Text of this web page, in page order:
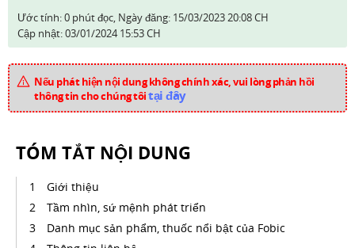
Ước tính: 0 phút đọc, Ngày đăng: 15/03/2023 20:08 CH
Cập nhật:03/01/2024 15:53 CH
Nếu phát hiện nội dung không chính xác, vui lòng phản hồi
thông tin cho chúng tôitại đây
TÓM TẮT NỘI DUNG
Giới thiệu
Tầm nhìn, sứ mệnh phát triển
Danh mục sản phẩm, thuốc nổi bật của Fobic